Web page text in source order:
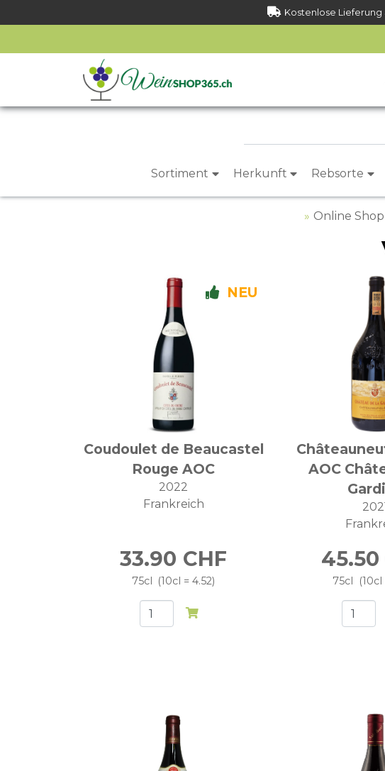
Kostenlose Lieferung
Sortiment Herkunft Rebsorte
Online Shop
Coudoulet de Beaucastel
Rouge AOC
2022
Frankreich
33.90 CHF
75cl 10cl = 4.52
AOC
45.50
75cl 10cl